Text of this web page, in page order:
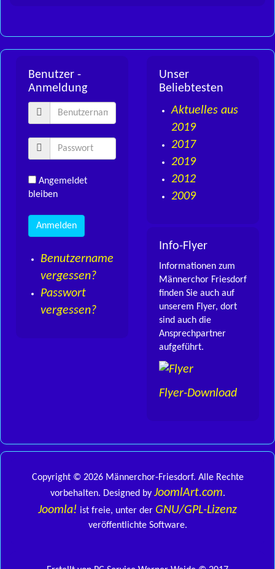
Benutzer -
Anmeldung
Angemeldet
bleiben
Benutzername
vergessen?
Passwort
vergessen?
Unser
Beliebtesten
Aktuelles aus
2019
2017
2019
2012
2009
Info-Flyer
Informationen zum
Männerchor Friesdorf
finden Sie auch auf
unserem Flyer, dort
sind auch die
Ansprechpartner
aufgeführt.
Flyer-Download
Copyright © 2026 Männerchor-Friesdorf. Alle Rechte
vorbehalten. Designed by JoomlArt.com.
Joomla! ist freie, unter der GNU/GPL-Lizenz
veröffentlichte Software.